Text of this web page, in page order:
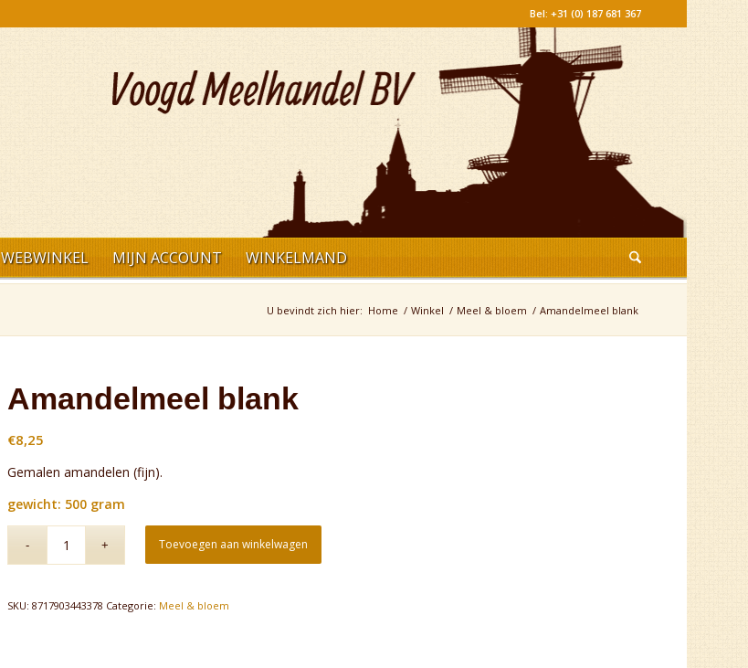
Bel: +31 (0) 187 681 367
WEBWINKEL MIJN ACCOUNT WINKELMAND
U bevindt zich hier: Home / Winkel / Meel & bloem / Amandelmeel blank
Amandelmeel blank
€8,25
Gemalen amandelen (fijn).
gewicht: 500 gram
Toevoegen aan winkelwagen
SKU:8717903443378 Categorie: Meel & bloem